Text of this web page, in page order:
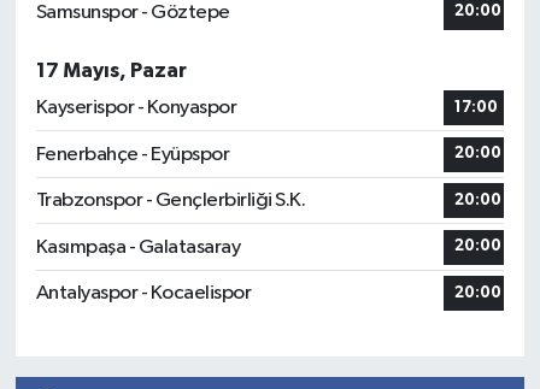
Samsunspor - Göztepe 20:00
17 Mayıs, Pazar
Kayserispor - Konyaspor
17:00
Fenerbahçe - Eyüpspor 20:00
Trabzonspor - Gençlerbirliği S.K. 20:00
Kasımpaşa - Galatasaray 20:00
Antalyaspor - Kocaelispor 20:00